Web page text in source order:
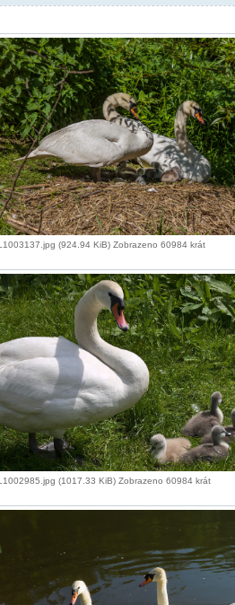
(924.94 KiB) Zobrazeno 60984 krát
(1017.33 KiB) Zobrazeno 60984 krát